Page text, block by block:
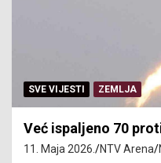
SVE VIJESTI ZEMLJA
Već ispaljeno 70
11. Maja 2026. NTV Arena